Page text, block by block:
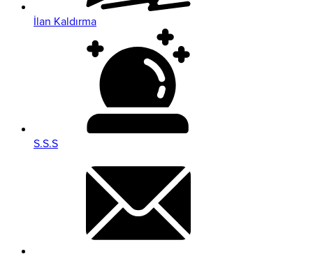
İlan Kaldırma
S.S.S